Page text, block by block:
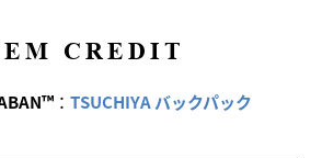
CREDIT
： TSUCHIYA バックパック